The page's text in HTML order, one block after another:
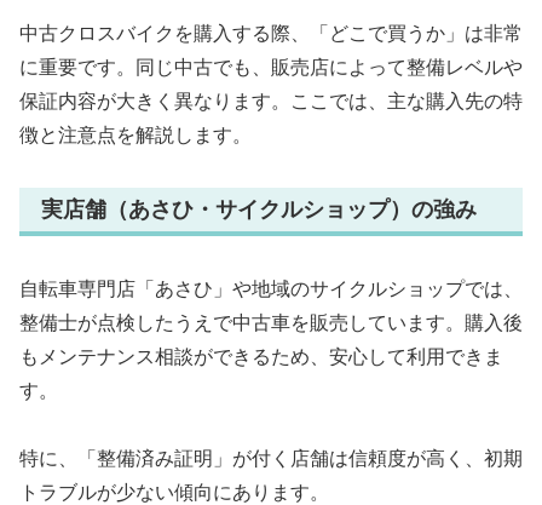
中古クロスバイクを購入する際、「どこで買うか」は非常
に重要です。同じ中古でも、販売店によって整備レベルや
保証内容が大きく異なります。ここでは、主な購入先の特
徴と注意点を解説します。
実店舗（あさひ・サイクルショップ）の強み
自転車専門店「あさひ」や地域のサイクルショップでは、
整備士が点検したうえで中古車を販売しています。購入後
もメンテナンス相談ができるため、安心して利用できま
す。
特に、「整備済み証明」が付く店舗は信頼度が高く、初期
トラブルが少ない傾向にあります。